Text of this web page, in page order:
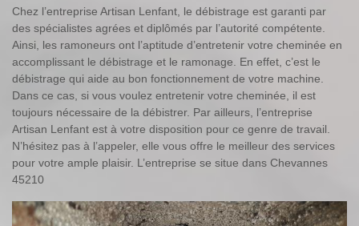
Chez l’entreprise Artisan Lenfant, le débistrage est garanti par
des spécialistes agrées et diplômés par l’autorité compétente.
Ainsi, les ramoneurs ont l’aptitude d’entretenir votre cheminée en
accomplissant le débistrage et le ramonage. En effet, c’est le
débistrage qui aide au bon fonctionnement de votre machine.
Dans ce cas, si vous voulez entretenir votre cheminée, il est
toujours nécessaire de la débistrer. Par ailleurs, l’entreprise
Artisan Lenfant est à votre disposition pour ce genre de travail.
N’hésitez pas à l’appeler, elle vous offre le meilleur des services
pour votre ample plaisir. L’entreprise se situe dans Chevannes
45210